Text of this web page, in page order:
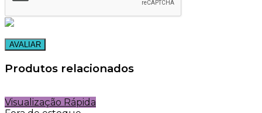
Produtos relacionados
Visualização Rápida